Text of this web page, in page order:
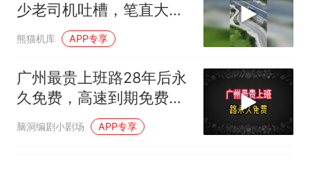
少老司机吐槽，笔直大道
硬修S弯隧道
熊猫机库 APP专享
广州最贵上班路28年后永
久免费，高速到期免费潮
真的来了
脑洞编剧小剧场 APP专享